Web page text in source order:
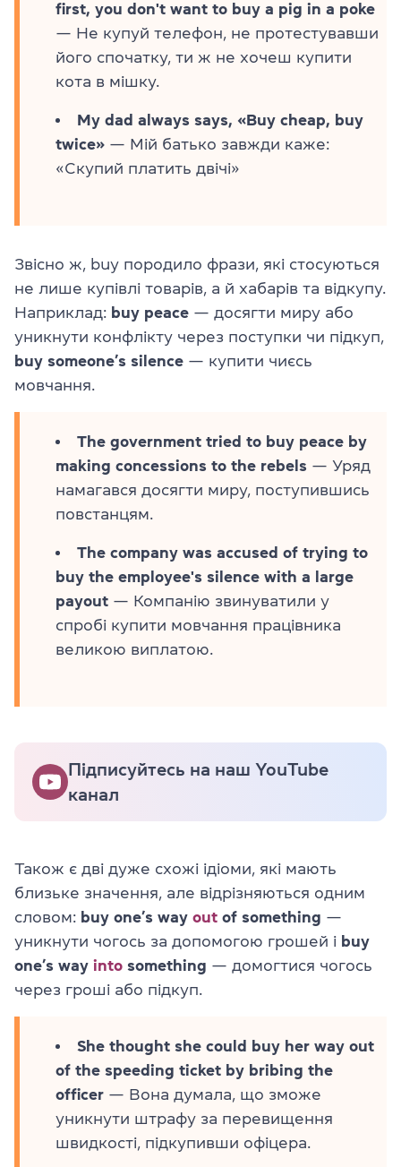
first, you don't want to buy a pig in a poke
— Не купуй телефон, не протестувавши
його спочатку, ти ж не хочеш купити
кота в мішку.
My dad always says, «Buy cheap, buy
twice» — Мій батько завжди каже:
«Скупий платить двічі»
Звісно ж, buy породило фрази, які стосуються
не лише купівлі товарів, а й хабарів та відкупу.
Наприклад: buy peace — досягти миру або
уникнути конфлікту через поступки чи підкуп,
buy someone’s silence — купити чиєсь
мовчання.
The government tried to buy peace by
making concessions to the rebels — Уряд
намагався досягти миру, поступившись
повстанцям.
The company was accused of trying to
buy the employee's silence with a large
payout — Компанію звинуватили у
спробі купити мовчання працівника
великою виплатою.
Підписуйтесь на наш YouTube
канал
Також є дві дуже схожі ідіоми, які мають
близьке значення, але відрізняються одним
словом: buy one’s way out of something —
уникнути чогось за допомогою грошей і buy
one’s way into something — домогтися чогось
через гроші або підкуп.
She thought she could buy her way out
of the speeding ticket by bribing the
officer — Вона думала, що зможе
уникнути штрафу за перевищення
швидкості, підкупивши офіцера.